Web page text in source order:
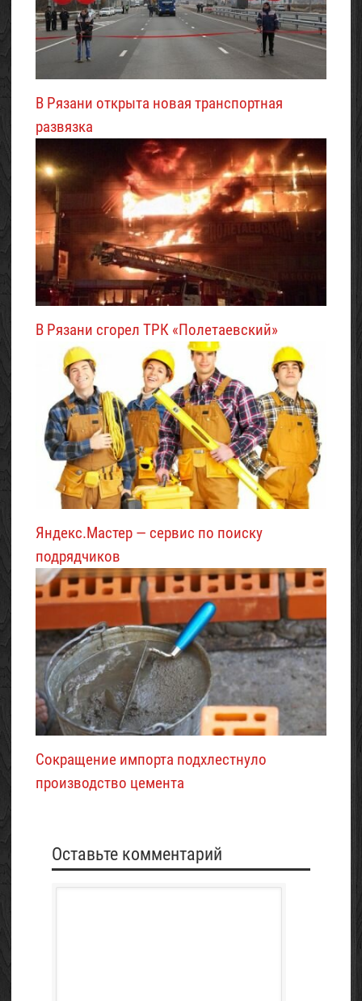
В Рязани открыта новая транспортная
развязка
В Рязани сгорел ТРК «Полетаевский»
Яндекс.Мастер — сервис по поиску
подрядчиков
Сокращение импорта подхлестнуло
производство цемента
Оставьте комментарий